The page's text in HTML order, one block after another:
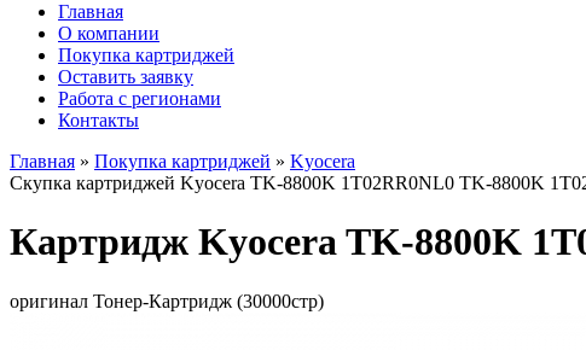
Главная
О компании
Покупка картриджей
Оставить заявку
Работа с регионами
Контакты
Главная » Покупка картриджей » Kyocera
Скупка картриджей Kyocera TK-8800K 1T02RR0NL0 TK-8800K
Картридж Kyocera TK-8800K
оригинал Тонер-Картридж (30000стр)